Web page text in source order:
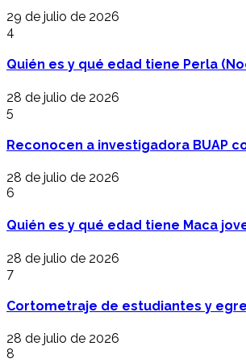
29 de julio de 2026
4
Quién es y qué edad tiene Perla
28 de julio de 2026
5
Reconocen a investigadora BUAP
28 de julio de 2026
6
Quién es y qué edad tiene Maca
28 de julio de 2026
7
Cortometraje de estudiantes y
28 de julio de 2026
8